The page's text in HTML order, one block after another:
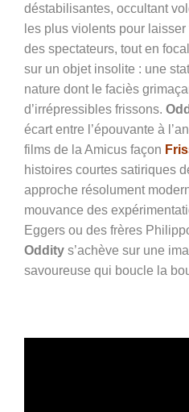
déstabilisantes, occultant
les plus violents pour
des spectateurs, tout en
sur un objet insolite : une
nature dont le faciès
d’irrépressibles frissons.
écart entre l’épouvante à
films de la Amicus façon
histoires courtes satiriques
approche résolument
mouvance des
Eggers ou des frères
Oddity s’achève sur une
savoureuse qui boucle la